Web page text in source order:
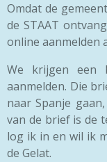
Omdat de
de STAAT
online aanmelden
We krijgen
aanmelden. Die
naar Spanje
van de brief is de
log ik in en wil ik
de Gelat.